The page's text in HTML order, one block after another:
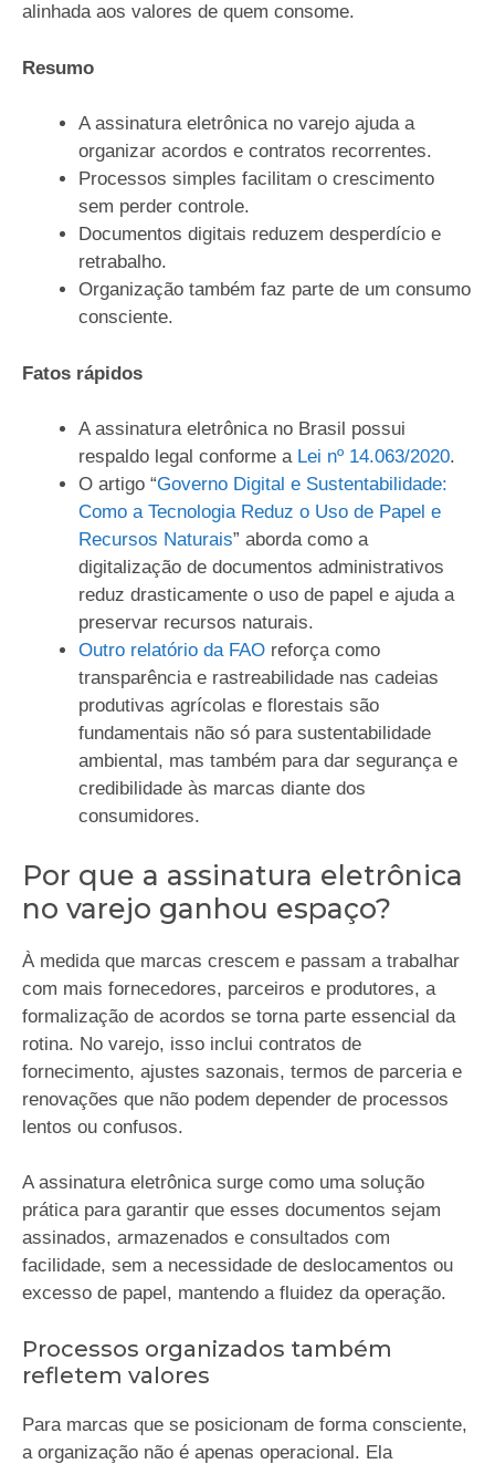
alinhada aos valores de quem consome.
Resumo
A assinatura eletrônica no varejo ajuda a
organizar acordos e contratos recorrentes.
Processos simples facilitam o crescimento
sem perder controle.
Documentos digitais reduzem desperdício e
retrabalho.
Organização também faz parte de um consumo
consciente.
Fatos rápidos
A assinatura eletrônica no Brasil possui
respaldo legal conforme a Lei nº 14.063/2020.
O artigo “Governo Digital e Sustentabilidade:
Como a Tecnologia Reduz o Uso de Papel e
Recursos Naturais” aborda como a
digitalização de documentos administrativos
reduz drasticamente o uso de papel e ajuda a
preservar recursos naturais.
Outro relatório da FAO reforça como
transparência e rastreabilidade nas cadeias
produtivas agrícolas e florestais são
fundamentais não só para sustentabilidade
ambiental, mas também para dar segurança e
credibilidade às marcas diante dos
consumidores.
Por que a assinatura eletrônica
no varejo ganhou espaço?
À medida que marcas crescem e passam a trabalhar
com mais fornecedores, parceiros e produtores, a
formalização de acordos se torna parte essencial da
rotina. No varejo, isso inclui contratos de
fornecimento, ajustes sazonais, termos de parceria e
renovações que não podem depender de processos
lentos ou confusos.
A assinatura eletrônica surge como uma solução
prática para garantir que esses documentos sejam
assinados, armazenados e consultados com
facilidade, sem a necessidade de deslocamentos ou
excesso de papel, mantendo a fluidez da operação.
Processos organizados também
refletem valores
Para marcas que se posicionam de forma consciente,
a organização não é apenas operacional. Ela